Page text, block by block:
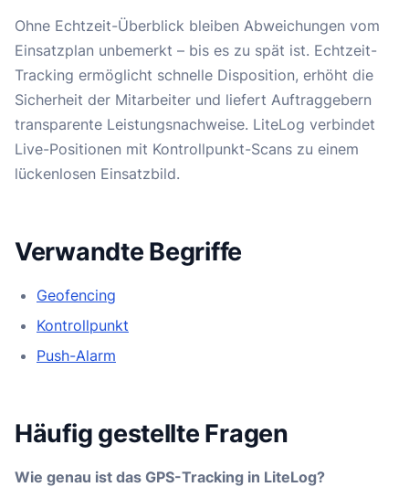
Ohne Echtzeit-Überblick bleiben Abweichungen vom
Einsatzplan unbemerkt – bis es zu spät ist. Echtzeit-
Tracking ermöglicht schnelle Disposition, erhöht die
Sicherheit der Mitarbeiter und liefert Auftraggebern
transparente Leistungsnachweise. LiteLog verbindet
Live-Positionen mit Kontrollpunkt-Scans zu einem
lückenlosen Einsatzbild.
Verwandte Begriffe
Geofencing
Kontrollpunkt
Push-Alarm
Häufig gestellte Fragen
Wie genau ist das GPS-Tracking in LiteLog?